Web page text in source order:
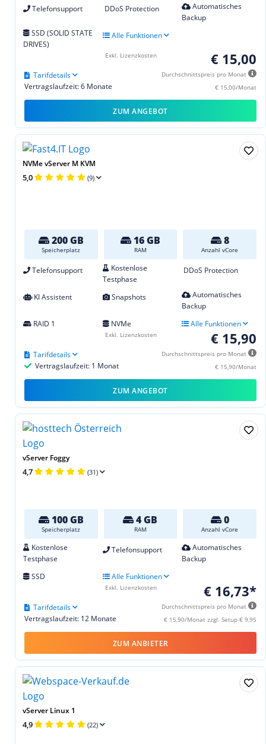
Telefonsupport DDoS Protection
Automatisches
Backup
SSD (SOLID STATE
DRIVES)
Alle Funktionen
€ 15,00
Durchschnittspreis pro Monat
€ 15,00/Monat
Vertragslaufzeit: 6 Monate
Tarifdetails
Exkl. Lizenzkosten
ZUM ANGEBOT
NVMe vServer M KVM
5,0 (9)
200 GB
Speicherplatz
16 GB
RAM
8
Anzahl vCore
Telefonsupport
Kostenlose
Testphase
DDoS Protection
KI Assistent Snapshots
Automatisches
Backup
RAID 1
NVMe Alle Funktionen
€ 15,90
Durchschnittspreis pro Monat
€ 15,90/Monat
Vertragslaufzeit: 1 Monat
Tarifdetails
Exkl. Lizenzkosten
ZUM ANGEBOT
vServer Foggy
4,7 (31)
100 GB
Speicherplatz
4 GB
RAM
0
Anzahl vCore
Kostenlose
Testphase
Telefonsupport
Automatisches
Backup
SSD
Alle Funktionen
€ 16,73*
Durchschnittspreis pro Monat
€ 15,90/Monat zzgl. Setup € 9,95
Vertragslaufzeit: 12 Monate
Tarifdetails
Exkl. Lizenzkosten
ZUM ANBIETER
vServer Linux 1
4,9 (22)